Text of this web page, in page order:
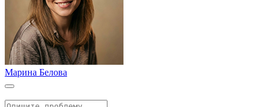
Марина Белова